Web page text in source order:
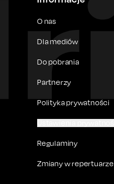
O nas
Dla mediów
Do pobrania
Partnerzy
Polityka prywatności
Regulaminy
Zmiany w repertuarze